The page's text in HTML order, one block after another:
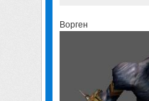
Ворген